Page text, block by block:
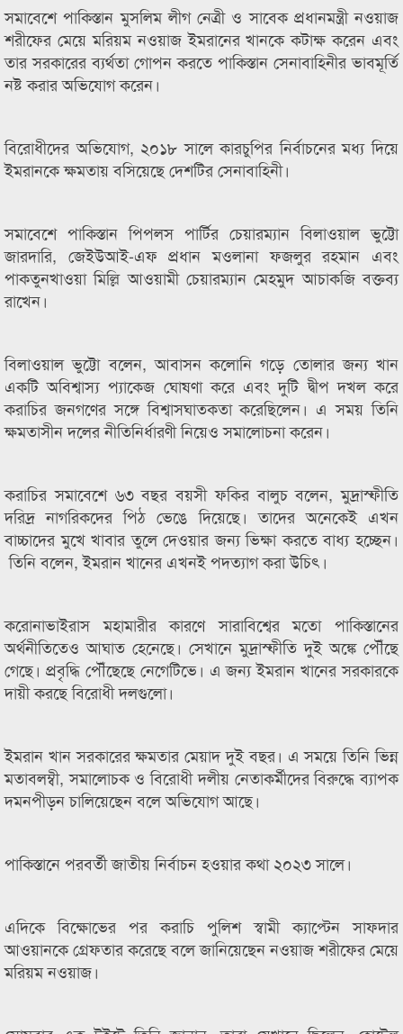
সমাবেশে পাকিস্তান মুসলিম লীগ নেত্রী ও সাবেক প্রধানমন্ত্রী নওয়াজ
শরীফের মেয়ে মরিয়ম নওয়াজ ইমরানের খানকে কটাক্ষ করেন এবং
তার সরকারের ব্যর্থতা গোপন করতে পাকিস্তান সেনাবাহিনীর ভাবমূর্তি
নষ্ট করার অভিযোগ করেন।
বিরোধীদের অভিযোগ, ২০১৮ সালে কারচুপির নির্বাচনের মধ্য দিয়ে
ইমরানকে ক্ষমতায় বসিয়েছে দেশটির সেনাবাহিনী।
সমাবেশে পাকিস্তান পিপলস পার্টির চেয়ারম্যান বিলাওয়াল ভুট্টো
জারদারি, জেইউআই-এফ প্রধান মওলানা ফজলুর রহমান এবং
পাকতুনখাওয়া মিল্লি আওয়ামী চেয়ারম্যান মেহমুদ আচাকজি বক্তব্য
রাখেন।
বিলাওয়াল ভুট্টো বলেন, আবাসন কলোনি গড়ে তোলার জন্য খান
একটি অবিশ্বাস্য প্যাকেজ ঘোষণা করে এবং দুটি দ্বীপ দখল করে
করাচির জনগণের সঙ্গে বিশ্বাসঘাতকতা করেছিলেন। এ সময় তিনি
ক্ষমতাসীন দলের নীতিনির্ধারণী নিয়েও সমালোচনা করেন।
করাচির সমাবেশে ৬৩ বছর বয়সী ফকির বালুচ বলেন, মুদ্রাস্ফীতি
দরিদ্র নাগরিকদের পিঠ ভেঙে দিয়েছে। তাদের অনেকেই এখন
বাচ্চাদের মুখে খাবার তুলে দেওয়ার জন্য ভিক্ষা করতে বাধ্য হচ্ছেন।
তিনি বলেন, ইমরান খানের এখনই পদত্যাগ করা উচিৎ।
করোনাভাইরাস মহামারীর কারণে সারাবিশ্বের মতো পাকিস্তানের
অর্থনীতিতেও আঘাত হেনেছে। সেখানে মুদ্রাস্ফীতি দুই অঙ্কে পৌঁছে
গেছে। প্রবৃদ্ধি পৌঁছেছে নেগেটিভে। এ জন্য ইমরান খানের সরকারকে
দায়ী করছে বিরোধী দলগুলো।
ইমরান খান সরকারের ক্ষমতার মেয়াদ দুই বছর। এ সময়ে তিনি ভিন্ন
মতাবলম্বী, সমালোচক ও বিরোধী দলীয় নেতাকর্মীদের বিরুদ্ধে ব্যাপক
দমনপীড়ন চালিয়েছেন বলে অভিযোগ আছে।
পাকিস্তানে পরবর্তী জাতীয় নির্বাচন হওয়ার কথা ২০২৩ সালে।
এদিকে বিক্ষোভের পর করাচি পুলিশ স্বামী ক্যাপ্টেন সাফদার
আওয়ানকে গ্রেফতার করেছে বলে জানিয়েছেন নওয়াজ শরীফের মেয়ে
মরিয়ম নওয়াজ।